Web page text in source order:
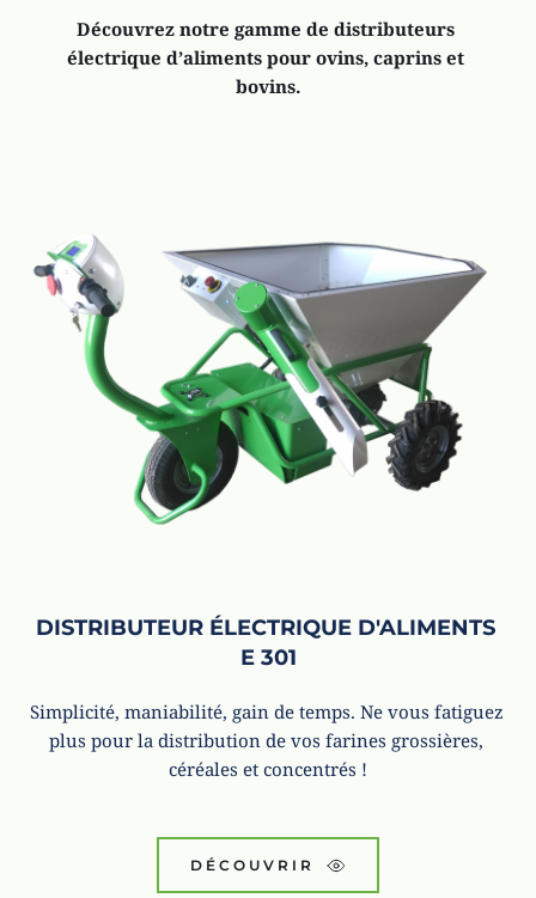
Découvrez notre gamme de distributeurs
électrique d’aliments pour ovins, caprins et
bovins.
DISTRIBUTEUR ÉLECTRIQUE D'ALIMENTS
E 301
Simplicité, maniabilité, gain de temps. Ne vous fatiguez
plus pour la distribution de vos farines grossières,
céréales et concentrés !
DÉCOUVRIR